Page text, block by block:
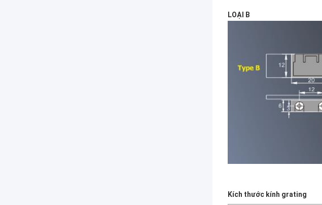
LOẠI B
Kích thước kính grating